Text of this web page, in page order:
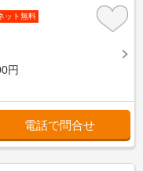
ット無料
円
電話で問合せ